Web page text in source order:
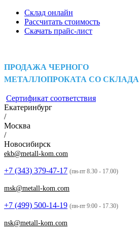
Склад онлайн
Рассчитать стоимость
Скачать прайс-лист
ПРОДАЖА ЧЕРНОГО
МЕТАЛЛОПРОКАТА СО СКЛАДА
Сертификат соответствия
Екатеринбург
/
Москва
/
Новосибирск
ekb@metall-kom.com
+7 (343) 379-47-17 (пн-пт 8.30 - 17.00)
msk@metall-kom.com
+7 (499) 500-14-19 (пн-пт 9:00 - 17.30)
nsk@metall-kom.com